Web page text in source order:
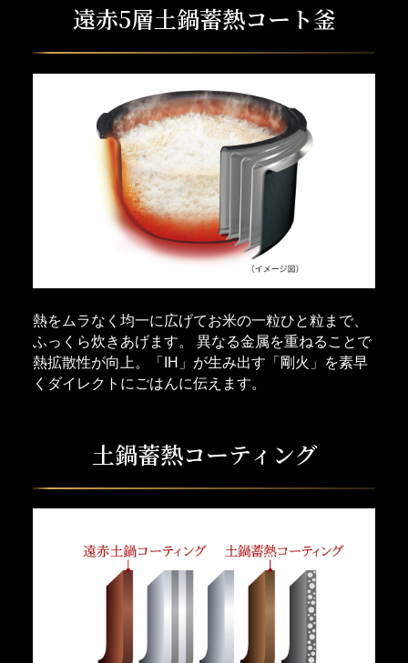
遠赤5層土鍋蓄熱コート釜
熱をムラなく均一に広げてお米の一粒ひと粒まで、
ふっくら炊きあげます。 異なる金属を重ねることで
熱拡散性が向上。「IH」が生み出す「剛火」を素早
くダイレクトにごはんに伝えます。
土鍋蓄熱コーティング